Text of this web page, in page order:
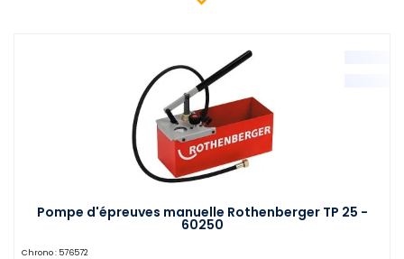
Pompe d'épreuves manuelle Rothenberger TP 25 -
60250
Chrono : 576572